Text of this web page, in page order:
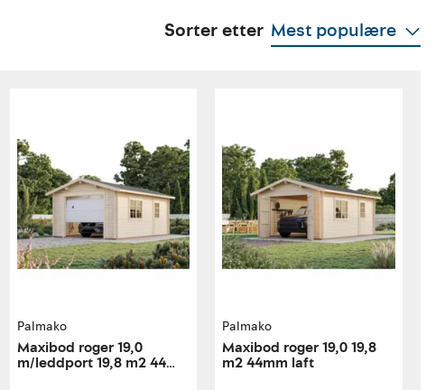
Sorter etter Mest populære
Palmako
Maxibod roger 19,0
m/leddport 19,8 m2 44
Palmako
Maxibod roger 19,0 19,8
m2 44mm laft